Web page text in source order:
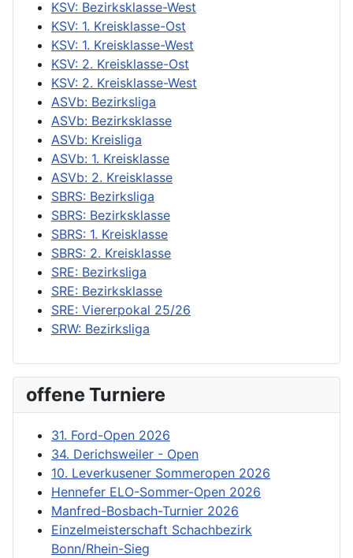
KSV: Bezirksklasse-West
KSV: 1. Kreisklasse-Ost
KSV: 1. Kreisklasse-West
KSV: 2. Kreisklasse-Ost
KSV: 2. Kreisklasse-West
ASVb: Bezirksliga
ASVb: Bezirksklasse
ASVb: Kreisliga
ASVb: 1. Kreisklasse
ASVb: 2. Kreisklasse
SBRS: Bezirksliga
SBRS: Bezirksklasse
SBRS: 1. Kreisklasse
SBRS: 2. Kreisklasse
SRE: Bezirksliga
SRE: Bezirksklasse
SRE: Viererpokal 25/26
SRW: Bezirksliga
offene Turniere
31. Ford-Open 2026
34. Derichsweiler - Open
10. Leverkusener Sommeropen 2026
Hennefer ELO-Sommer-Open 2026
Manfred-Bosbach-Turnier 2026
Einzelmeisterschaft Schachbezirk
Bonn/Rhein-Sieg